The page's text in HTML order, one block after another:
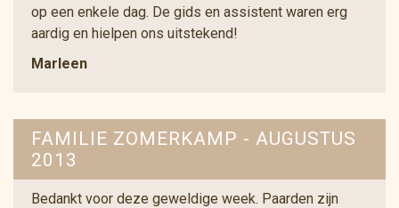
op een enkele dag. De gids en assistent waren erg
aardig en hielpen ons uitstekend!
Marleen
FAMILIE ZOMERKAMP - AUGUSTUS
2013
Bedankt voor deze geweldige week. Paarden zijn